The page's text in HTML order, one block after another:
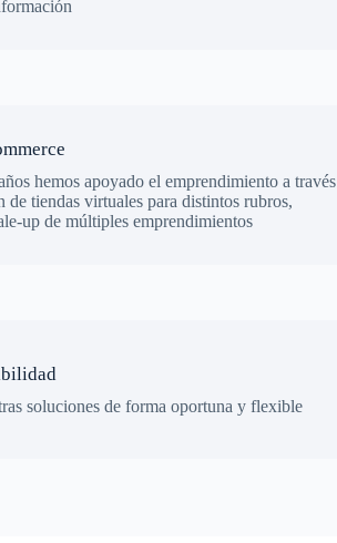
hemos apoyado el emprendimiento a través
de tiendas virtuales para distintos rubros,
up de múltiples emprendimientos
soluciones de forma oportuna y flexible